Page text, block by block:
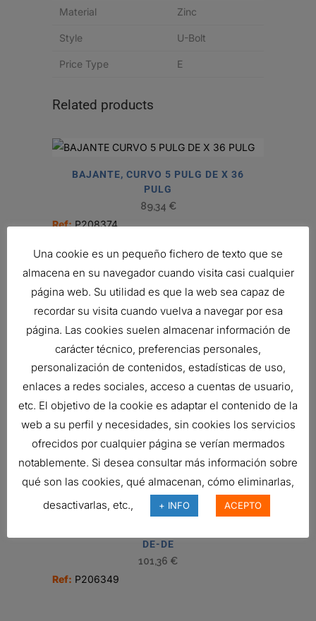
Material Zinc
Style U-Bolt
Price Type E
Related products
BAJANTE, CURVO 5 PULG DE X 36
PULG
89,34 €
Ref:P208374
TUBO FLEXIBLE, 6 PULG DI X 30
PULG INOXIDABLE
110,07€
Ref:P206559
PULG INOXIDABLE
55,34€
Ref:P206554
DE-DE
101,36 €
Ref: P206349
Una cookie es un pequeño fichero de texto que se
almacena en su navegador cuando visita casi cualquier
página web. Su utilidad es que la web sea capaz de
recordar su visita cuando vuelva a navegar por esa
página. Las cookies suelen almacenar información de
carácter técnico, preferencias personales,
personalización de contenidos, estadísticas de uso,
enlaces a redes sociales, acceso a cuentas de usuario,
etc. El objetivo de la cookie es adaptar el contenido de la
web a su perfil y necesidades, sin cookies los servicios
ofrecidos por cualquier página se verían mermados
notablemente. Si desea consultar más información sobre
qué son las cookies, qué almacenan, cómo eliminarlas,
desactivarlas, etc.,
+ INFO ACEPTO